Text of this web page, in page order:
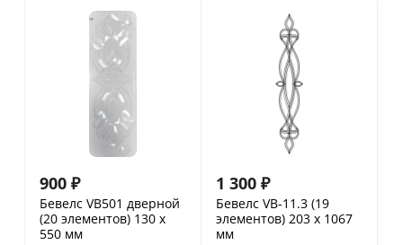
900 ₽
Бевелс VB501 дверной
(20 элементов) 130 х
550 мм
1 300 ₽
Бевелс VB-11.3 (19
элементов) 203 х 1067
мм